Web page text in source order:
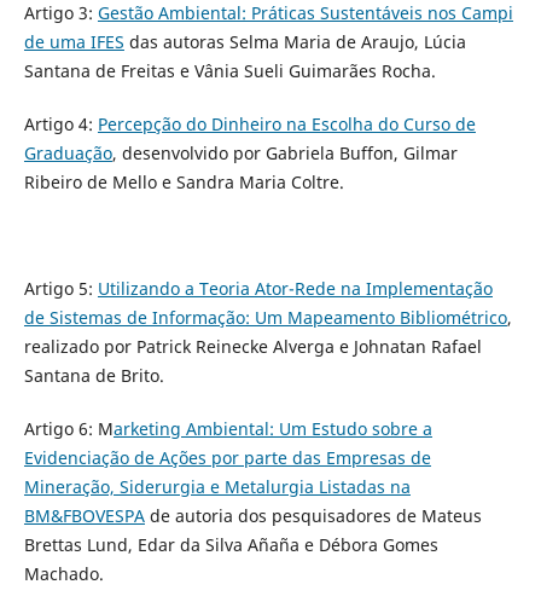
Artigo 3: Gestão Ambiental: Práticas Sustentáveis nos Campi
de uma IFES das autoras Selma Maria de Araujo, Lúcia
Santana de Freitas e Vânia Sueli Guimarães Rocha.
Artigo 4: Percepção do Dinheiro na Escolha do Curso de
Graduação, desenvolvido por Gabriela Buffon, Gilmar
Ribeiro de Mello e Sandra Maria Coltre.
Artigo 5: Utilizando a Teoria Ator-Rede na Implementação
de Sistemas de Informação: Um Mapeamento Bibliométrico,
realizado por Patrick Reinecke Alverga e Johnatan Rafael
Santana de Brito.
Artigo 6: Marketing Ambiental: Um Estudo sobre a
Evidenciação de Ações por parte das Empresas de
Mineração, Siderurgia e Metalurgia Listadas na
BM&FBOVESPAde autoria dos pesquisadores de Mateus
Brettas Lund, Edar da Silva Añaña e Débora Gomes
Machado.